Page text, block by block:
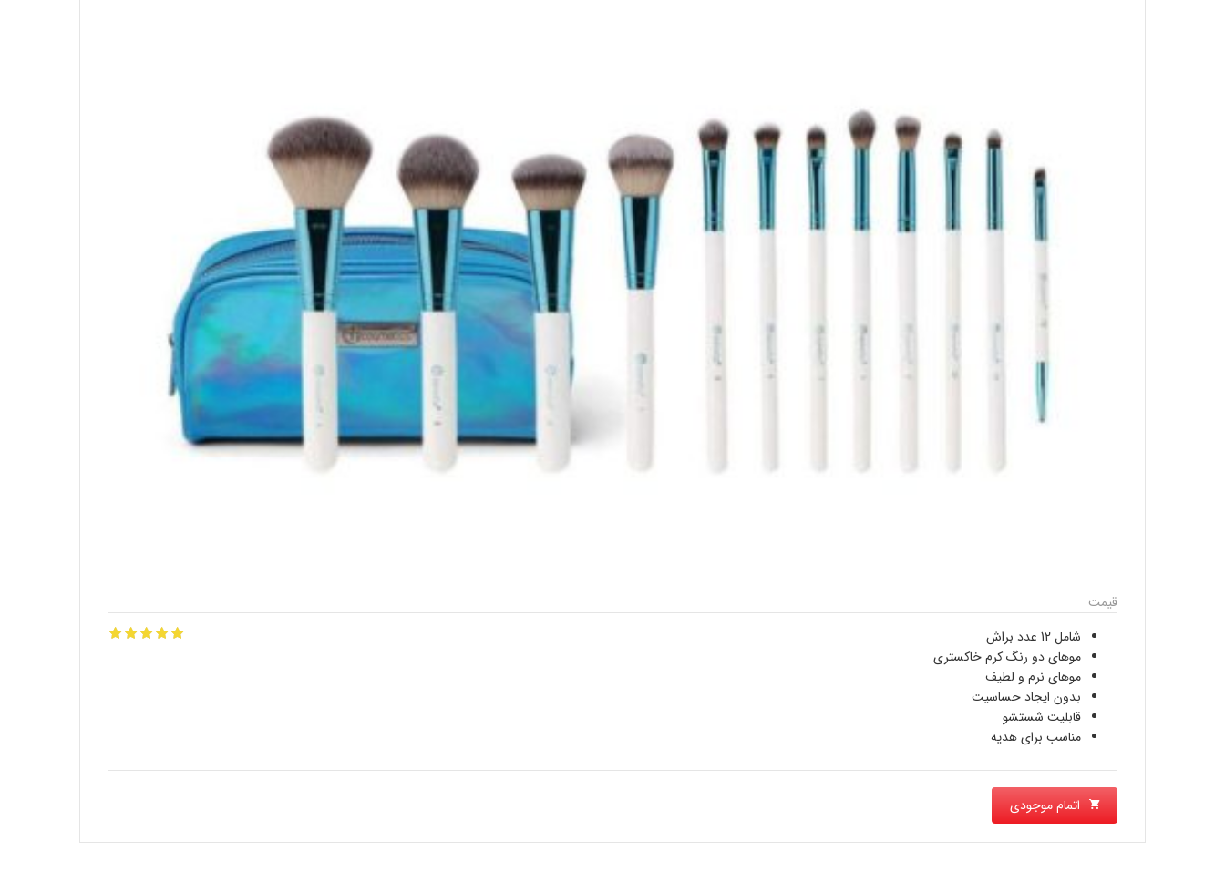
قیمت
شامل 12 عدد براش
موهای دو رنگ کرم خاکستری
موهای نرم و لطیف
بدون ایجاد حساسیت
قابلیت شستشو
مناسب برای هدیه
اتمام موجودی